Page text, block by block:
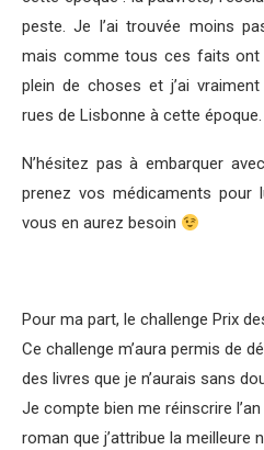
peste. Je l’ai trouvée moins
mais comme tous ces faits ont
plein de choses et j’ai
rues de Lisbonne à cette époque.
N’hésitez pas à embarquer
prenez vos médicaments pour
vous en aurez besoin
Pour ma part, le challenge Prix
Ce challenge m’aura permis de
des livres que je n’aurais sans
Je compte bien me réinscrire
roman que j’attribue la meilleure